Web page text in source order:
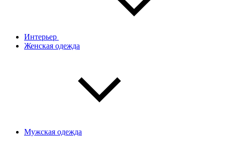
Интерьер
Женская одежда
Мужская одежда